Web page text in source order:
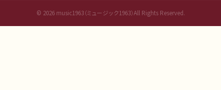
© 2026music1963（ミュージック1963）All Rights Reserved.